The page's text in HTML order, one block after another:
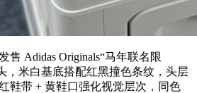
售 Adidas Originals“马年联名限
，米白基底搭配红黑撞色条纹，头层
鞋带 + 黄鞋口强化视觉层次，同色